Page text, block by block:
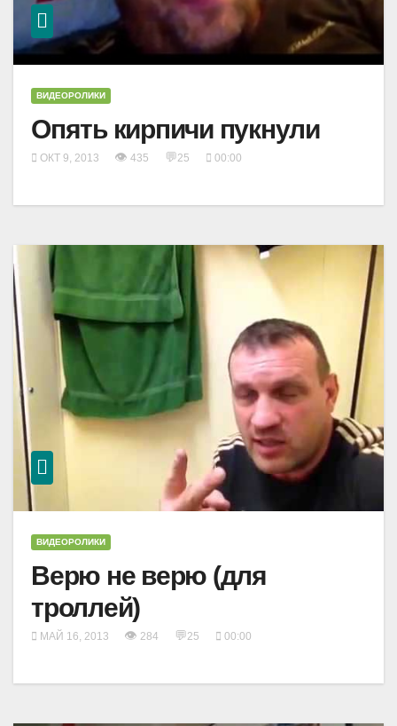
ВИДЕОРОЛИКИ
Опять кирпичи пукнули
ОКТ 9, 2013 👁 435 💬25 00:00
ВИДЕОРОЛИКИ
Верю не верю (для
троллей)
МАЙ 16, 2013 👁 284 💬25 00:00